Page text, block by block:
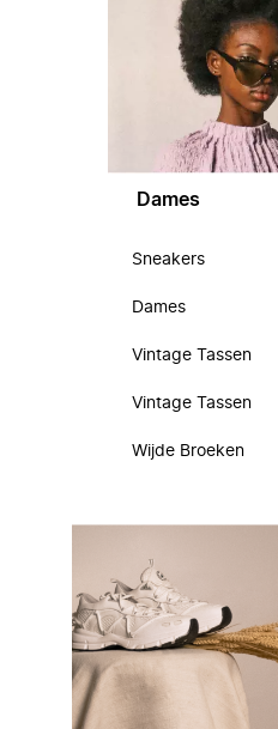
Dames
Sneakers
Dames
Vintage Tassen
Vintage Tassen
Wijde Broeken